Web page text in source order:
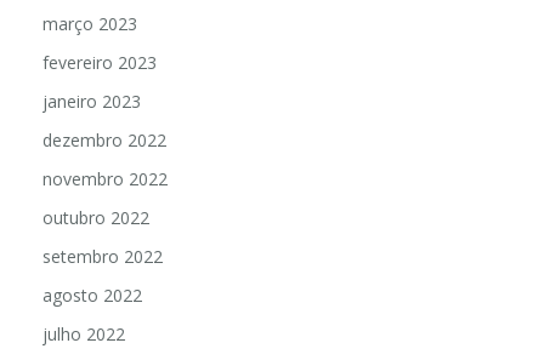
março 2023
fevereiro 2023
janeiro 2023
dezembro 2022
novembro 2022
outubro 2022
setembro 2022
agosto 2022
julho 2022